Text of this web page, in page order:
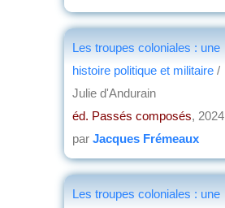
Les troupes coloniales : une
histoire politique et militaire /
Julie d'Andurain
éd. Passés composés, 2024
par Jacques Frémeaux
Les troupes coloniales : une